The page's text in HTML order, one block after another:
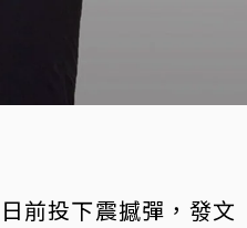
日前投下震撼彈，發文